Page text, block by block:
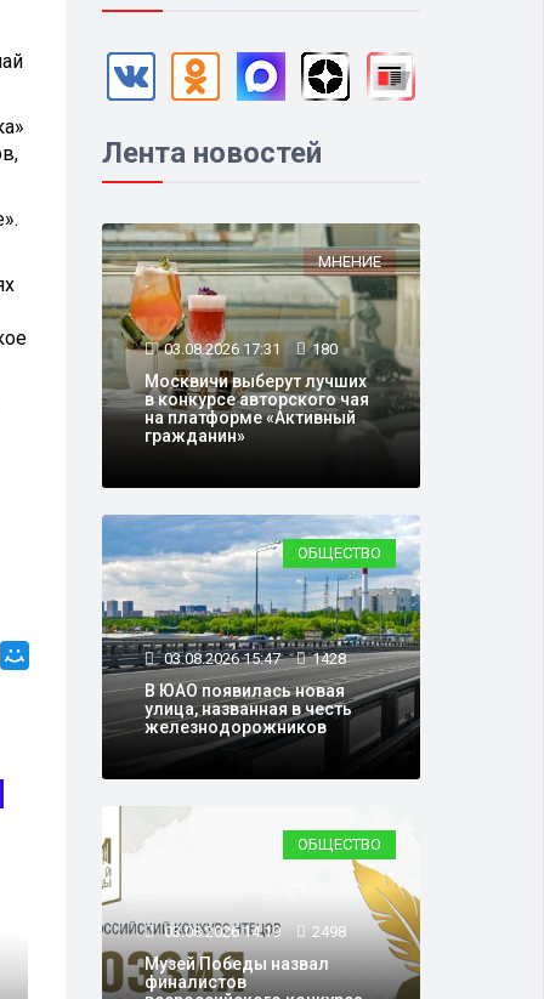
Лента новостей
МНЕНИЕ
03.08.2026 17:31 180
Москвичи выберут лучших
в конкурсе авторского чая
на платформе «Активный
гражданин»
ОБЩЕСТВО
03.08.2026 15:47 1428
В ЮАО появилась новая
улица, названная в честь
железнодорожников
ОБЩЕСТВО
03.08.2026 14:19 2498
Музей Победы назвал
финалистов